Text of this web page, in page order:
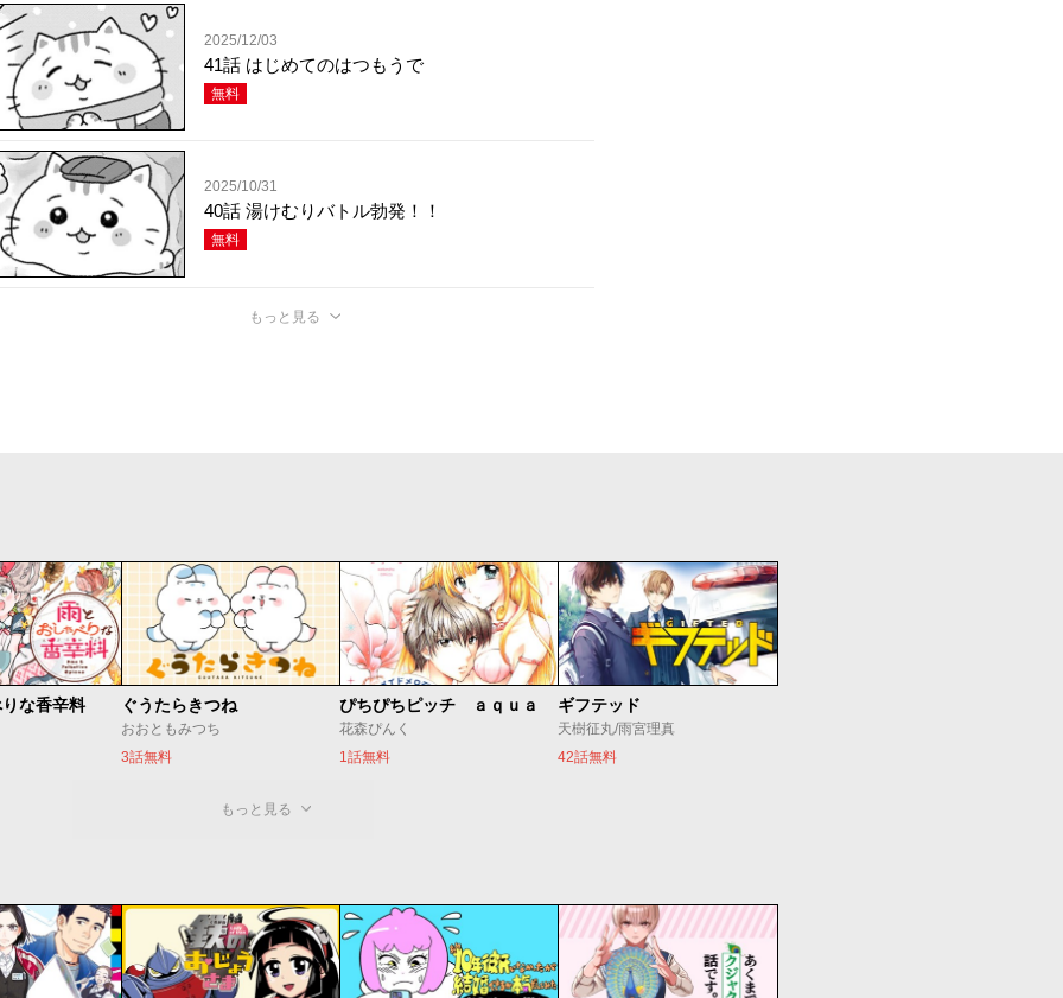
2025/12/03
41話 はじめてのはつもうで
無料
2025/10/31
40話 湯けむりバトル勃発！！
無料
もっと見る
な香辛料 ぐうたらきつね
おおともみつち
3話無料
ぴちぴちピッチ ａｑｕａ
花森ぴんく
1話無料
ギフテッド
天樹征丸/雨宮理真
42話無料
もっと見る